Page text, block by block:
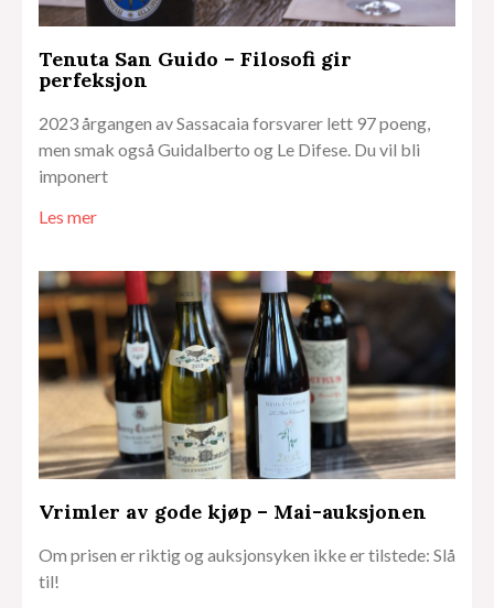
Tenuta San Guido – Filosofi gir
perfeksjon
2023 årgangen av Sassacaia forsvarer lett 97 poeng,
men smak også Guidalberto og Le Difese. Du vil bli
imponert
Les mer
Vrimler av gode kjøp – Mai-auksjonen
Om prisen er riktig og auksjonsyken ikke er tilstede: Slå
til!